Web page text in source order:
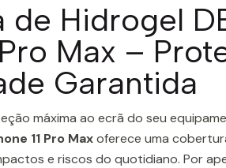
de Hidrogel
Max –
Garantida
máxima ao ecrã do seu
11 Pro Maxoferece uma
e riscos do quotidiano. Por